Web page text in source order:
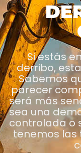
Si estás
derribo,
Sabemos
parecer
será más
sea una
controlada o
tenemos